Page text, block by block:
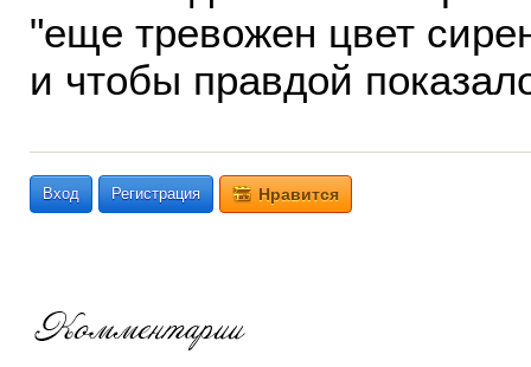
"еще тревожен цвет
и чтобы правдой
Вход Регистрация Нравится